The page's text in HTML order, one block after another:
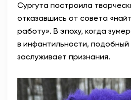
Сургута построила
отказавшись от совета
работу». В эпоху, когда
в инфантильности,
заслуживает признания.